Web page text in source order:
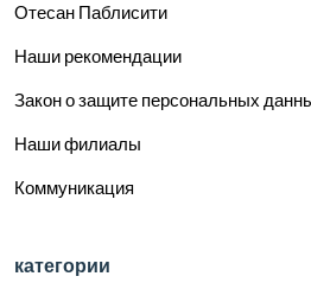
Отесан Паблисити
Наши рекомендации
Закон о защите персональных
Наши филиалы
Коммуникация
категории